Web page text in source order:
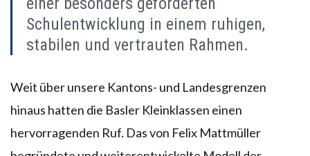
Schulentwicklung in einem ruhigen,
stabilen und vertrauten Rahmen.
Weit über unsere Kantons- und Landesgrenzen
hinaus hatten die Basler Kleinklassen einen
hervorragenden Ruf. Das von Felix Mattmüller